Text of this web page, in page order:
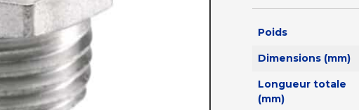
Poids
Dimensions (mm)
Longueur totale
(mm)